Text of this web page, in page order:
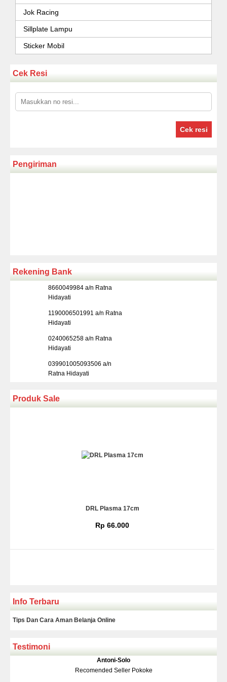
Jok Racing
Sillplate Lampu
Sticker Mobil
Cek Resi
Cek resi
Pengiriman
Rekening Bank
8660049984 a/n Ratna
Hidayati
1190006501991 a/n Ratna
Hidayati
0240065258 a/n Ratna
Hidayati
039901005093506 a/n
Ratna Hidayati
Produk Sale
DRL Plasma 17cm
Rp 66.000
Rp 139.000150.000
Info Terbaru
Tips Dan Cara Aman Belanja Online
Testimoni
Antoni-Solo
Recomended Seller Pokoke